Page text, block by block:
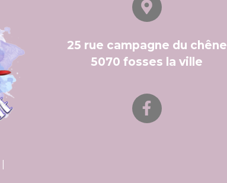
25 rue campagne du chêne
5070 fosses la ville